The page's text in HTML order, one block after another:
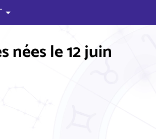
nées le 12 juin